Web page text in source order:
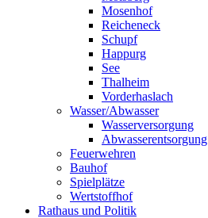
Mosenhof
Reicheneck
Schupf
Happurg
See
Thalheim
Vorderhaslach
Wasser/Abwasser
Wasserversorgung
Abwasserentsorgung
Feuerwehren
Bauhof
Spielplätze
Wertstoffhof
Rathaus und Politik